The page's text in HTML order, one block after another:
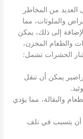
من المخاطر
والملوثات، مما
إلى ذلك، يمكن
والطعام المخزن،
الحشرات تشمل:
يمكن أن تنقل
والبقالة، مما يؤدي
أن يتسبب في تلف